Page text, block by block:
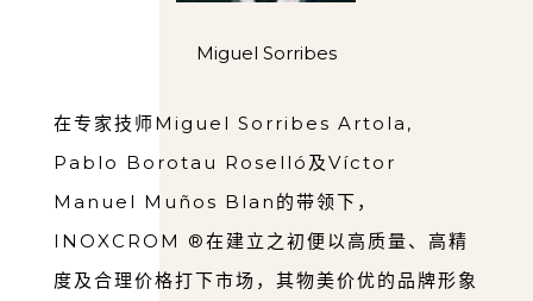
Miguel Sorribes
在专家技师Miguel Sorribes Artola,
Pablo Borotau Roselló及Víctor
Manuel Muños Blan的带领下，
INOXCROM ®在建⽴之初便以⾼质量、⾼精
度及合理价格打下市场，其物美价优的品牌形象